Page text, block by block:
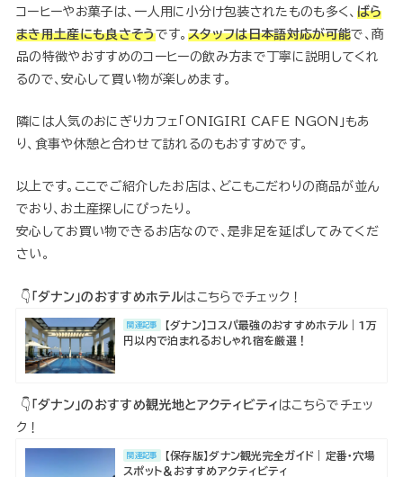
コーヒーやお菓子は、一人用に小分け包装されたものも多く、 ばら
まき用土産にも良さそうです。 スタッフは日本語対応が可能で、商
品の特徴やおすすめのコーヒーの飲み方まで丁寧に説明してくれ
るので、安心して買い物が楽しめます。
隣には人気のおにぎりカフェ「ONIGIRI CAFE NGON」もあ
り、食事や休憩と合わせて訪れるのもおすすめです。
以上です。ここでご紹介したお店は、どこもこだわりの商品が並ん
でおり、お土産探しにぴったり。
安心してお買い物できるお店なので、是非足を延ばしてみてくだ
さい。
👇 「ダナン」のおすすめホテルはこちらでチェック！
関連記事
【ダナン】コスパ最強のおすすめホテル｜1万
円以内で泊まれるおしゃれ宿を厳選！
👇 「ダナン」のおすすめ観光地とアクティビティ はこちらでチェッ
ク！
関連記事
【保存版】ダナン観光完全ガイド｜定番・穴場
スポット＆おすすめアクティビティ